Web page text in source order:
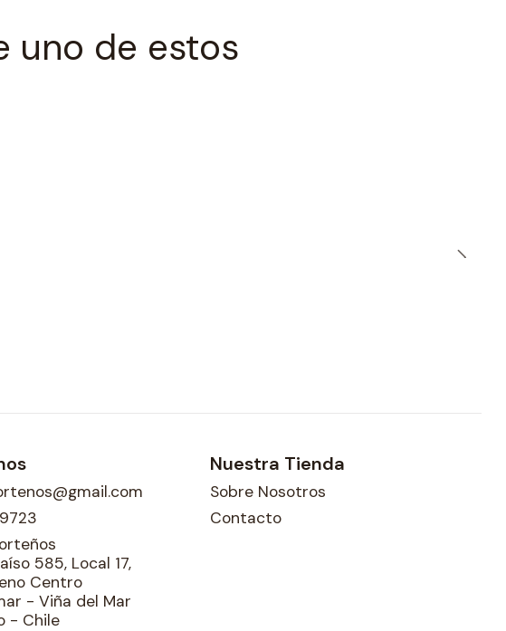
uno de estos
585, Local 17,
Centro
- Viña del Mar
- Chile
Nuestra Tienda
Sobre Nosotros
Contacto